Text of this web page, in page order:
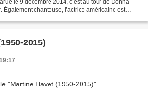
le 9 décembre 2014, c’est au tour de Donna
Également chanteuse, l’actrice américaine est
2015)